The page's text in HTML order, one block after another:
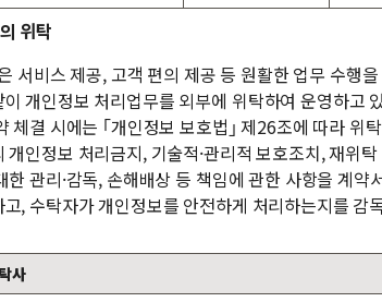
위탁
서비스 제공, 고객 편의 제공 등 원활한 업무 수행을
개인정보 처리업무를 외부에 위탁하여 운영하고
체결 시에는 ｢개인정보 보호법｣ 제26조에 따라 위탁
개인정보 처리금지, 기술적·관리적 보호조치, 재위탁
한 관리·감독, 손해배상 등 책임에 관한 사항을 계약
, 수탁자가 개인정보를 안전하게 처리하는지를 감
사